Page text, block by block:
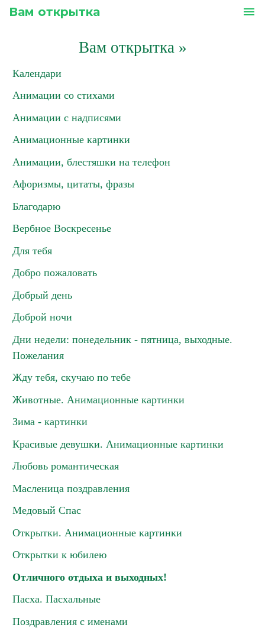
Вам открытка menu
Вам открытка»
Календари
Анимации со стихами
Анимации с надписями
Анимационные картинки
Анимации, блестяшки на телефон
Афоризмы, цитаты, фразы
Благодарю
Вербное Воскресенье
Для тебя
Добро пожаловать
Добрый день
Доброй ночи
Дни недели: понедельник - пятница, выходные.
Пожелания
Жду тебя, скучаю по тебе
Животные. Анимационные картинки
Зима - картинки
Красивые девушки. Анимационные картинки
Любовь романтическая
Масленица поздравления
Медовый Спас
Открытки. Анимационные картинки
Открытки к юбилею
Отличного отдыха и выходных!
Пасха. Пасхальные
Поздравления с именами